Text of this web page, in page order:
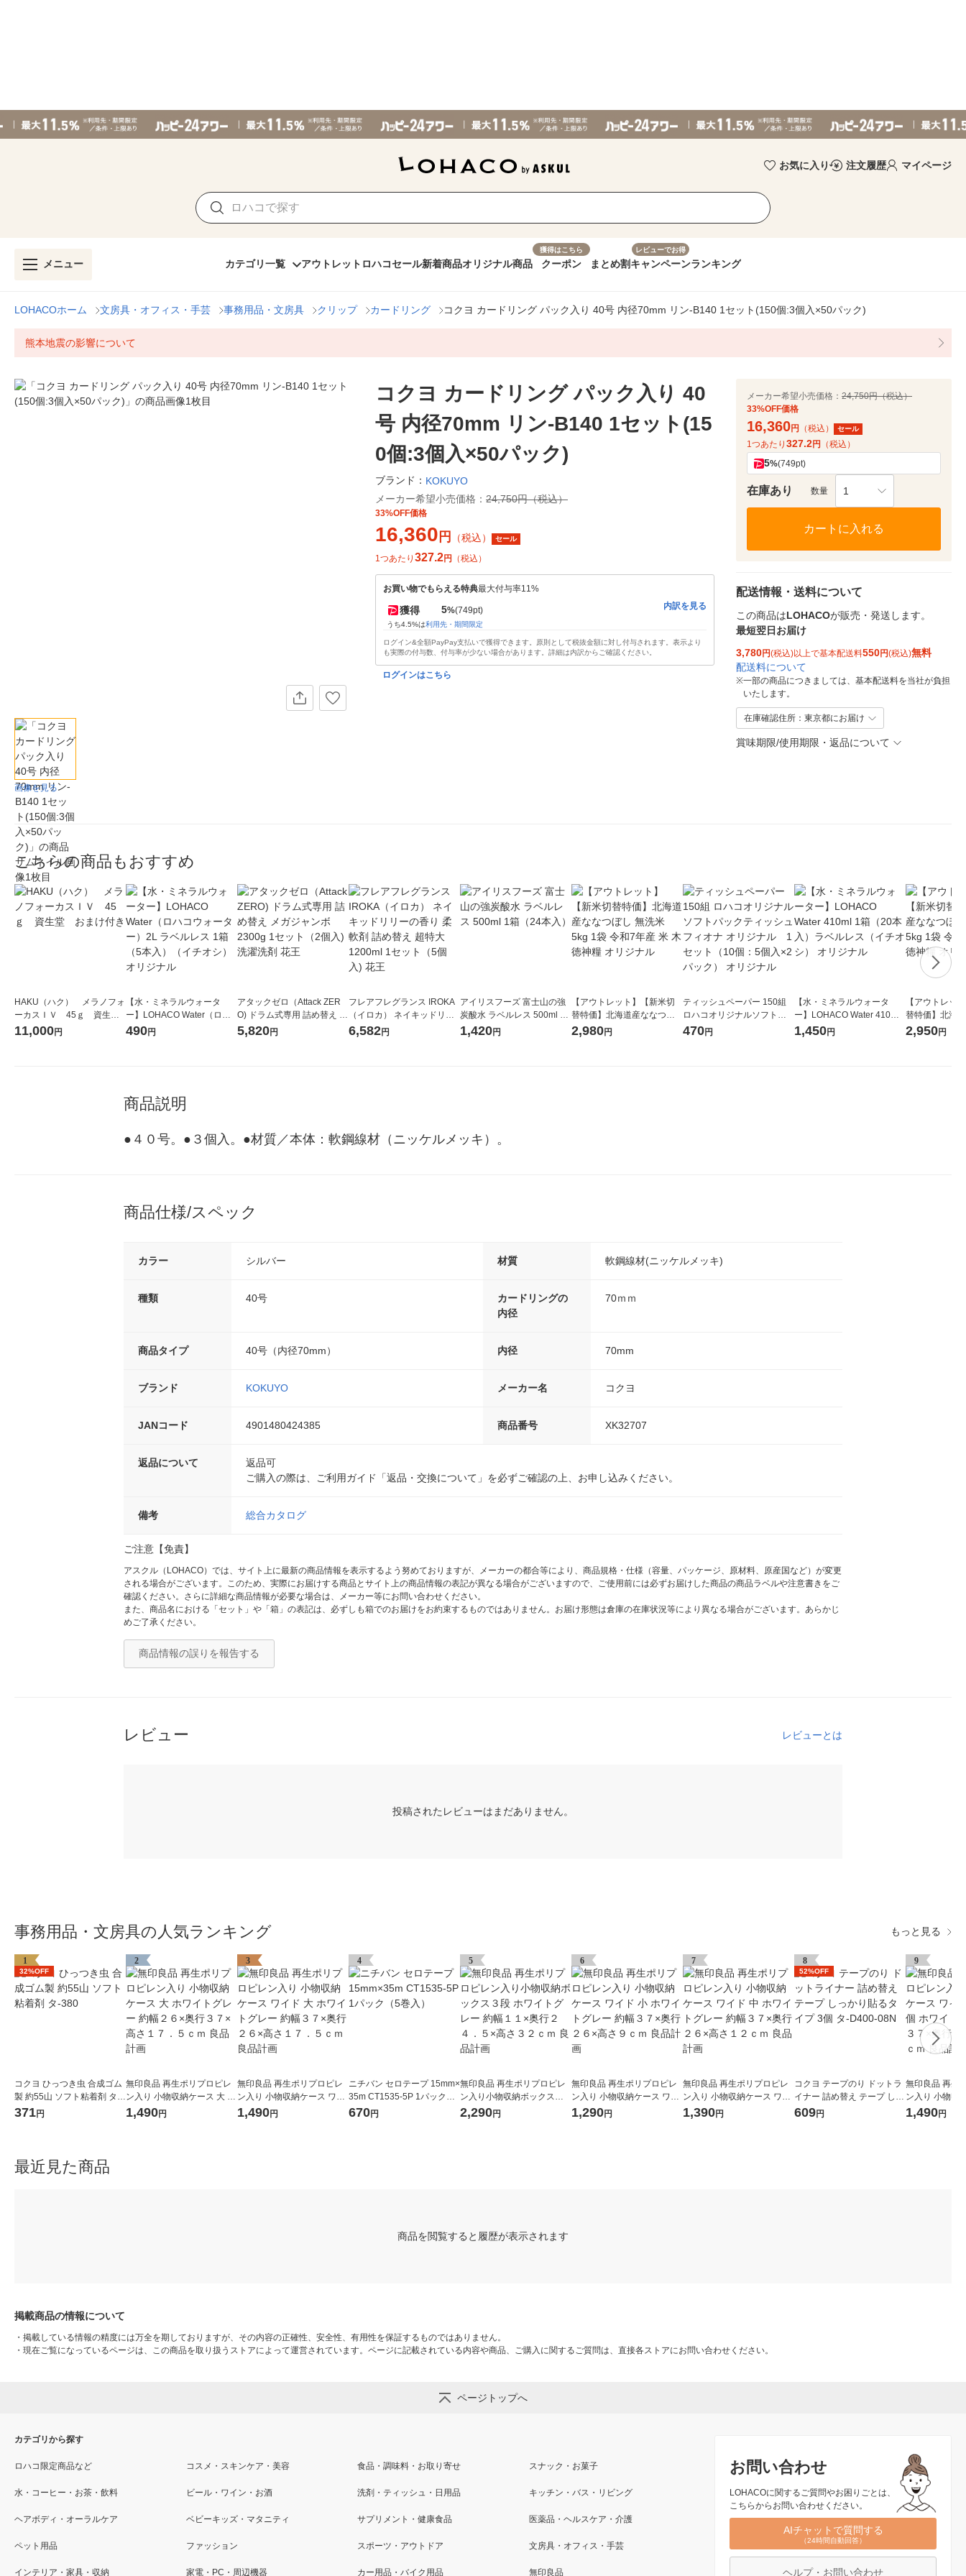
お気に入り 注文履歴 マイページ
メニュー カテゴリ一覧 アウトレット ロハコセール新着商品オリジナル商品
獲得はこちら
クーポン まとめ割
レビューでお得
キャンペーンランキング
LOHACOホーム 文房具・オフィス・手芸 事務用品・文房具 クリップ カードリング コクヨ カードリング パック入り 40号 内径70mm リン-B140 1セット(150個:3個入×50パック)
熊本地震の影響について
画像を見る
コクヨ カードリング パック入り 40
号 内径70mm リン-B140 1セット(15
0個:3個入×50パック)
ブランド： KOKUYO
メーカー希望小売価格： 24,750円（税込）
33%OFF価格
16,360 円 （税込） セール
1つあたり 327.2円 （税込）
お買い物でもらえる特典最大付与率11%
獲得 5%(749pt)
うち4.5%は利用先・期間限定
内訳を見る
ログイン&全額PayPay支払いで獲得できます。原則として税抜金額に対し付与されます。表示より
も実際の付与数、付与率が少ない場合があります。詳細は内訳からご確認ください。
ログインはこちら
メーカー希望小売価格： 24,750円（税込）
33%OFF価格
16,360円 （税込） セール
1つあたり 327.2円 （税込）
5%(749pt)
在庫あり 数量 1
カートに入れる
配送情報・送料について
この商品はLOHACOが販売・発送します。
最短翌日お届け
3,780円(税込)以上で基本配送料550円(税込)無料
配送料について
※一部の商品につきましては、基本配送料を当社が負担
いたします。
在庫確認住所：東京都にお届け
賞味期限/使用期限・返品について
こちらの商品もおすすめ
HAKU（ハク） メラノフォ
ーカスＩＶ 45ｇ 資生
堂 おまけ付き
11,000円
【水・ミネラルウォータ
ー】LOHACO Water（ロハ
コウォーター）2L ラベルレ
490円
アタックゼロ（Attack ZER
O) ドラム式専用 詰め替え メ
ガジャンボ 2300g 1セット
5,820円
フレアフレグランス IROKA
（イロカ） ネイキッドリリ
ーの香り 柔軟剤 詰め替え 超
6,582円
アイリスフーズ 富士山の強
炭酸水 ラベルレス 500ml 1
箱（24本入）
1,420円
【アウトレット】【新米切
替特価】北海道産ななつぼ
し 無洗米 5kg 1袋 令和7年産
2,980円
ティッシュペーパー 150組
ロハコオリジナルソフトパ
ックティッシュ フィオナ オ
470円
【水・ミネラルウォータ
ー】LOHACO Water 410ml
1箱（20本入）ラベルレス
1,450円
【アウトレッ
替特価】北海
し 精白米 5kg
2,950円
商品説明
●４０号。●３個入。●材質／本体：軟鋼線材（ニッケルメッキ）。
商品仕様/スペック
カラー シルバー 材質 軟鋼線材(ニッケルメッキ)
種類 40号
カードリングの
内径
70ｍｍ
商品タイプ 40号（内径70mm） 内径 70mm
ブランド KOKUYO メーカー名 コクヨ
JANコード 4901480424385 商品番号 XK32707
返品について
返品可
ご購入の際は、ご利用ガイド「返品・交換について」を必ずご確認の上、お申し込みください。
備考 総合カタログ
ご注意【免責】
アスクル（LOHACO）では、サイト上に最新の商品情報を表示するよう努めておりますが、メーカーの都合等により、商品規格・仕様（容量、パッケージ、原材料、原産国など）が変更
される場合がございます。このため、実際にお届けする商品とサイト上の商品情報の表記が異なる場合がございますので、ご使用前には必ずお届けした商品の商品ラベルや注意書きをご
確認ください。さらに詳細な商品情報が必要な場合は、メーカー等にお問い合わせください。
また、商品名における「セット」や「箱」の表記は、必ずしも箱でのお届けをお約束するものではありません。お届け形態は倉庫の在庫状況等により異なる場合がございます。あらかじ
めご了承ください。
商品情報の誤りを報告する
レビュー レビューとは
投稿されたレビューはまだありません。
事務用品・文房具の人気ランキング もっと見る
1
32%OFF
コクヨ ひっつき虫 合成ゴム
製 約55山 ソフト粘着剤 タ-3
80
371円
2
無印良品 再生ポリプロピレ
ン入り 小物収納ケース 大 ホ
ワイトグレー 約幅２６×奥行
1,490円
3
無印良品 再生ポリプロピレ
ン入り 小物収納ケース ワイ
ド 大 ホワイトグレー 約幅３
1,490円
4
ニチバン セロテープ 15mm×
35m CT1535-5P 1パック（5
巻入）
670円
5
無印良品 再生ポリプロピレ
ン入り小物収納ボックス３
段 ホワイトグレー 約幅１１
2,290円
6
無印良品 再生ポリプロピレ
ン入り 小物収納ケース ワイ
ド 小 ホワイトグレー 約幅３
1,290円
7
無印良品 再生ポリプロピレ
ン入り 小物収納ケース ワイ
ド 中 ホワイトグレー 約幅３
1,390円
8
52%OFF
コクヨ テープのり ドットラ
イナー 詰め替え テープ しっ
かり貼るタイプ 3個 タ-D400
609円
9
無印良品 再生
ン入り 小物収
ド 小 引出２個
1,490円
最近見た商品
商品を閲覧すると履歴が表示されます
掲載商品の情報について
・ 掲載している情報の精度には万全を期しておりますが、その内容の正確性、安全性、有用性を保証するものではありません。
・ 現在ご覧になっているページは、この商品を取り扱うストアによって運営されています。ページに記載されている内容や商品、ご購入に関するご質問は、直接各ストアにお問い合わせください。
ページトップへ
お問い合わせ
LOHACOに関するご質問やお困りごとは、
こちらからお問い合わせください。
AIチャットで質問する
（24時間自動回答）
ヘルプ・お問い合わせ
カテゴリから探す
ロハコ限定商品など コスメ・スキンケア・美容 食品・調味料・お取り寄せ スナック・お菓子
水・コーヒー・お茶・飲料 ビール・ワイン・お酒 洗剤・ティッシュ・日用品 キッチン・バス・リビング
ヘアボディ・オーラルケア ベビーキッズ・マタニティ サプリメント・健康食品 医薬品・ヘルスケア・介護
ペット用品 ファッション スポーツ・アウトドア 文房具・オフィス・手芸
インテリア・家具・収納 家電・PC・周辺機器 カー用品・バイク用品 無印良品